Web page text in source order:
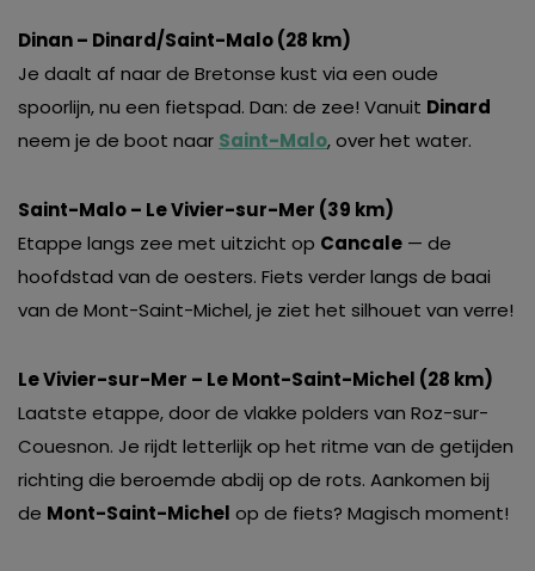
Dinan – Dinard/Saint-Malo (28 km)
Je daalt af naar de Bretonse kust via een oude
spoorlijn, nu een fietspad. Dan: de zee! Vanuit Dinard
neem je de boot naar Saint-Malo, over het water.
Saint-Malo – Le Vivier-sur-Mer (39 km)
Etappe langs zee met uitzicht op Cancale — de
hoofdstad van de oesters. Fiets verder langs de baai
van de Mont-Saint-Michel, je ziet het silhouet van verre!
Le Vivier-sur-Mer – Le Mont-Saint-Michel (28 km)
Laatste etappe, door de vlakke polders van Roz-sur-
Couesnon. Je rijdt letterlijk op het ritme van de getijden
richting die beroemde abdij op de rots. Aankomen bij
de Mont-Saint-Michel op de fiets? Magisch moment!